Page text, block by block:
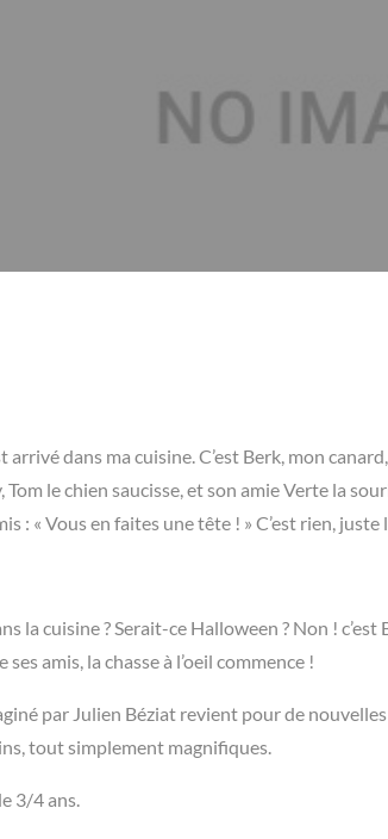
dans ma cuisine. C’est Berk, mon
Tom le chien saucisse, et son amie Verte la
: « Vous en faites une tête ! » C’est rien,
la cuisine ? Serait-ce Halloween ? Non !
ses amis, la chasse à l’oeil commence !
par Julien Béziat revient pour de
tout simplement magnifiques.
3/4 ans.